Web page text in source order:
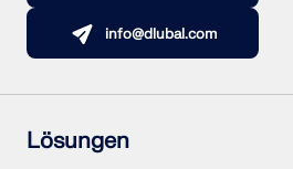
info@dlubal.com
Lösungen